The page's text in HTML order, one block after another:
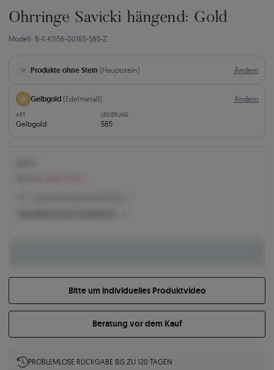
Ohrringe Savicki hängend: Gold
Modell: B-K-K1156-00165-585-Z
Produkte ohne Stein (Hauptstein) Ändern
Gelbgold (Edelmetall) Ändern
ART
Gelbgold
LEGIERUNG
585
Bitte um individuelles Produktvideo
Beratung vor dem Kauf
PROBLEMLOSE RÜCKGABE BIS ZU 120 TAGEN